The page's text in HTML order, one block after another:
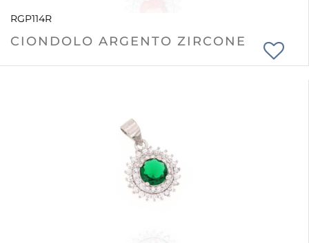
RGP114R
CIONDOLO ARGENTO ZIRCONE